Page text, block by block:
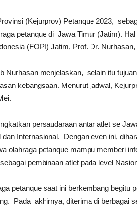
(Kejurprov) Petanque 2023,
petanque di Jawa Timur (Jatim).
(FOPI) Jatim, Prof. Dr.
menjelaskan, selain itu tujuan
kebangsaan. Menurut jadwal,
persaudaraan antar atlet se
dan Internasional. Dengan even ini,
olahraga petanque mampu memberi
pembinaan atlet pada level
petanque saat ini berkembang begitu
Pada akhirnya, diterima di berbagai